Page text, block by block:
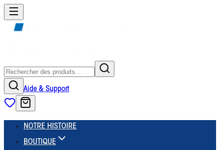
Aide & Support
NOTRE HISTOIRE
BOUTIQUE